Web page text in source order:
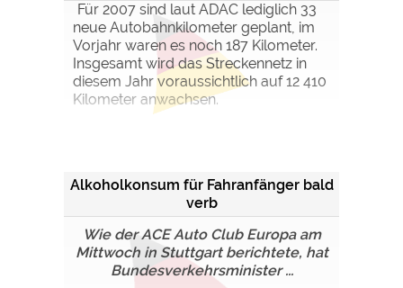
Für 2007 sind laut ADAC lediglich 33
neue Autobahnkilometer geplant, im
Vorjahr waren es noch 187 Kilometer.
Insgesamt wird das Streckennetz in
diesem Jahr voraussichtlich auf 12 410
Kilometer anwachsen.
Alkoholkonsum für Fahranfänger bald
verb
Wie der ACE Auto Club Europa am
Mittwoch in Stuttgart berichtete, hat
Bundesverkehrsminister ...